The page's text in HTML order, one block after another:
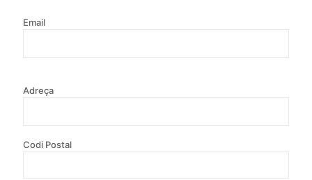
Email
Adreça
Codi Postal